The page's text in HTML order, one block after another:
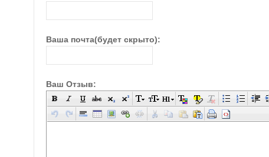
Ваша почта(будет скрыто):
Ваш Отзыв: